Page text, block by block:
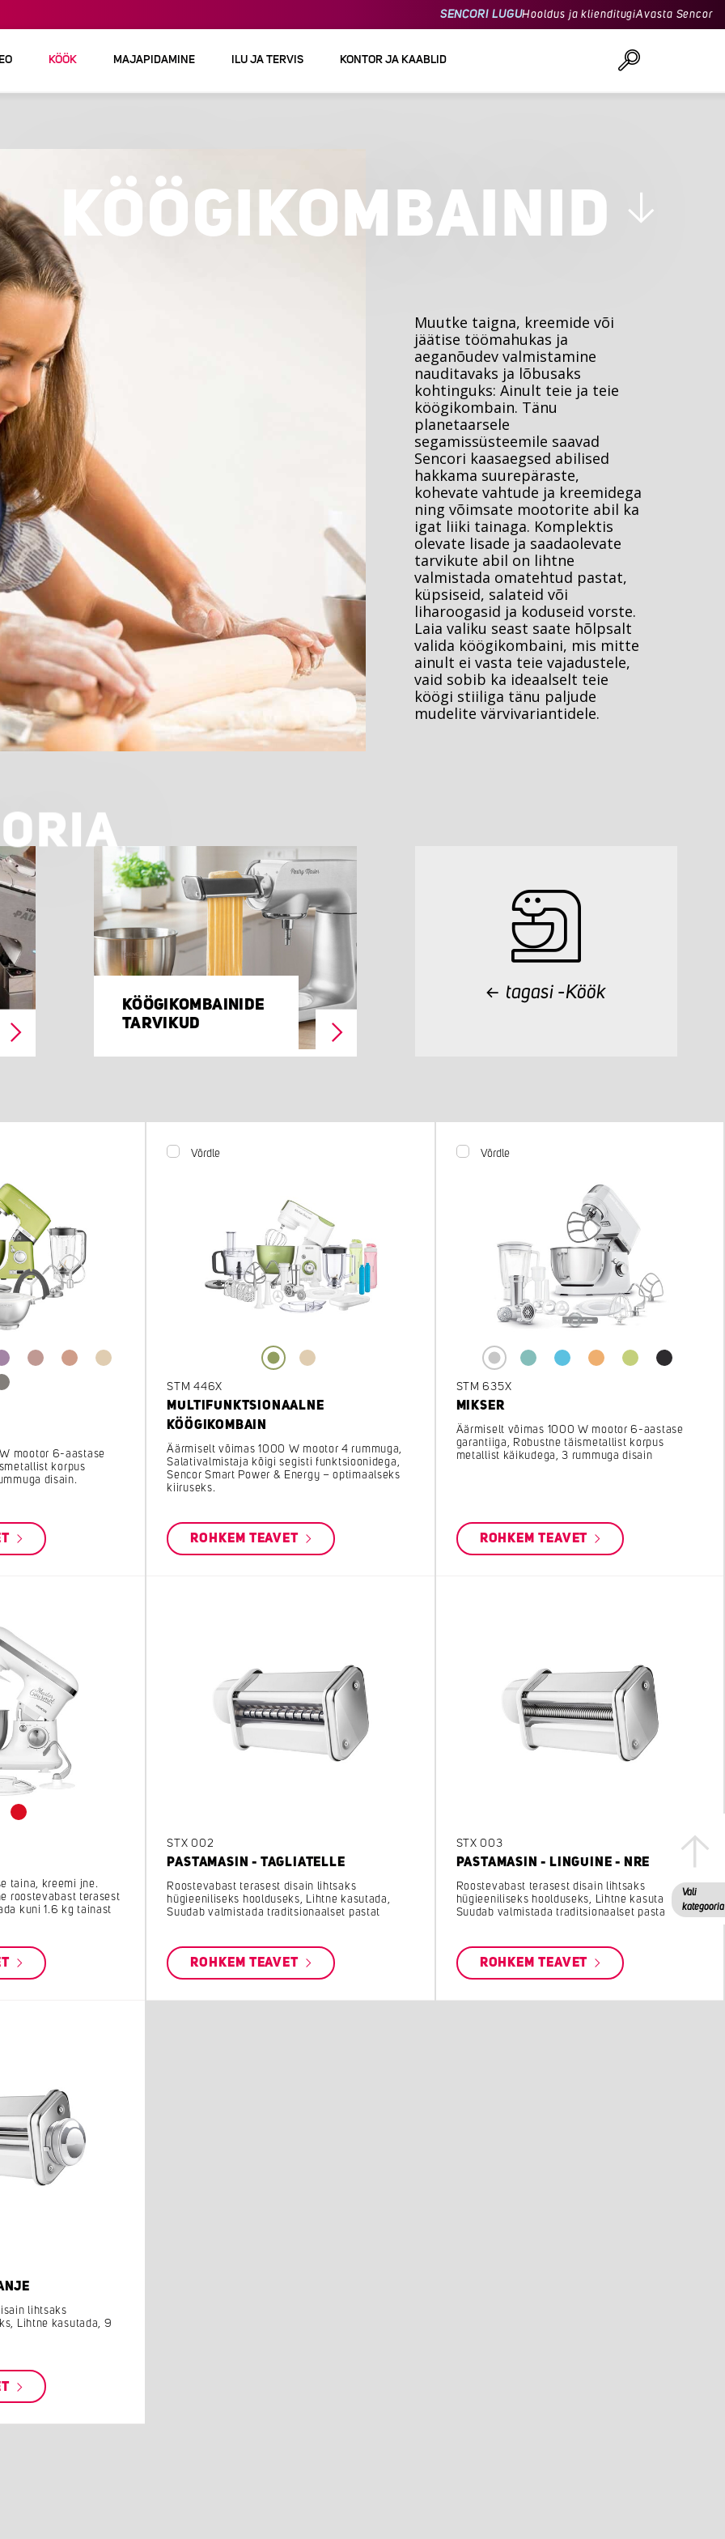
SENCORI LUGUHooldus ja klienditugiAvasta Sencor
KÖÖK MAJAPIDAMINE ILU JA TERVIS KONTOR JA KAABLID
KÖÖGIKOMBAINID
Muutke taigna, kreemide või
jäätise töömahukas ja
aeganõudev valmistamine
nauditavaks ja lõbusaks
kohtinguks: Ainult teie ja teie
köögikombain. Tänu
planetaarsele
segamissüsteemile saavad
Sencori kaasaegsed abilised
hakkama suurepäraste,
kohevate vahtude ja kreemidega
ning võimsate mootorite abil ka
igat liiki tainaga. Komplektis
olevate lisade ja saadaolevate
tarvikute abil on lihtne
valmistada omatehtud pastat,
küpsiseid, salateid või
liharoogasid ja koduseid vorste.
Laia valiku seast saate hõlpsalt
valida köögikombaini, mis mitte
ainult ei vasta teie vajadustele,
vaid sobib ka ideaalselt teie
köögi stiiliga tänu paljude
mudelite värvivariantidele.
KÖÖGIKOMBAINIDE
TARVIKUD
tagasi -Köök
mootor 6-aastase
korpus
disain.
Võrdle
STM 446X
MULTIFUNKTSIONAALNE
KÖÖGIKOMBAIN
Äärmiselt võimas 1000 W mootor 4 rummuga,
Salativalmistaja kõigi segisti funktsioonidega,
Sencor Smart Power & Energy – optimaalseks
kiiruseks.
ROHKEM TEAVET
Võrdle
STM 635X
MIKSER
Äärmiselt võimas 1000 W mootor 6-aastase
garantiiga, Robustne täismetallist korpus
metallist käikudega, 3 rummuga disain
ROHKEM TEAVET
taina, kreemi jne.
roostevabast terasest
kuni 1.6 kg tainast
STX 002
PASTAMASIN - TAGLIATELLE
Roostevabast terasest disain lihtsaks
hügieeniliseks hoolduseks, Lihtne kasutada,
Suudab valmistada traditsionaalset pastat
ROHKEM TEAVET
STX 003
PASTAMASIN - LINGUINE - NRE
Roostevabast terasest disain lihtsaks
hügieeniliseks hoolduseks, Lihtne kasutada,
Suudab valmistada traditsionaalset pastat
ROHKEM TEAVET
lihtsaks
Lihtne kasutada, 9
Vali
kategooria